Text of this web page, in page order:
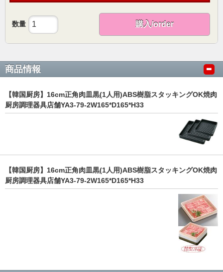
数量 購入/order
商品情報
【韓国厨房】16cm正角肉皿黒(1人用)ABS樹脂スタッキングOK焼肉
厨房調理器具店舗YA3-79-2W165*D165*H33
【韓国厨房】16cm正角肉皿黒(1人用)ABS樹脂スタッキングOK焼肉
厨房調理器具店舗YA3-79-2W165*D165*H33